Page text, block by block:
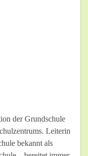
der Grundschule
Leiterin
bekannt als